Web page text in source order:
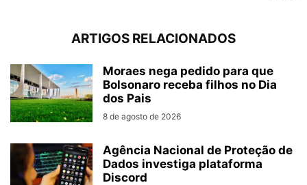
ARTIGOS RELACIONADOS
Moraes nega pedido para que
Bolsonaro receba filhos no Dia
dos Pais
8 de agosto de 2026
Agência Nacional de Proteção de
Dados investiga plataforma
Discord